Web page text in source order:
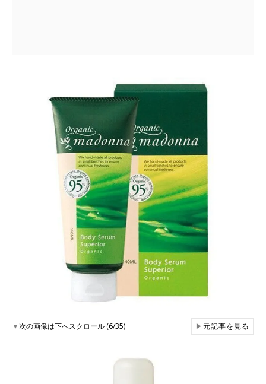
▼次の画像は下へスクロール (6/35) ▶元記事を見る